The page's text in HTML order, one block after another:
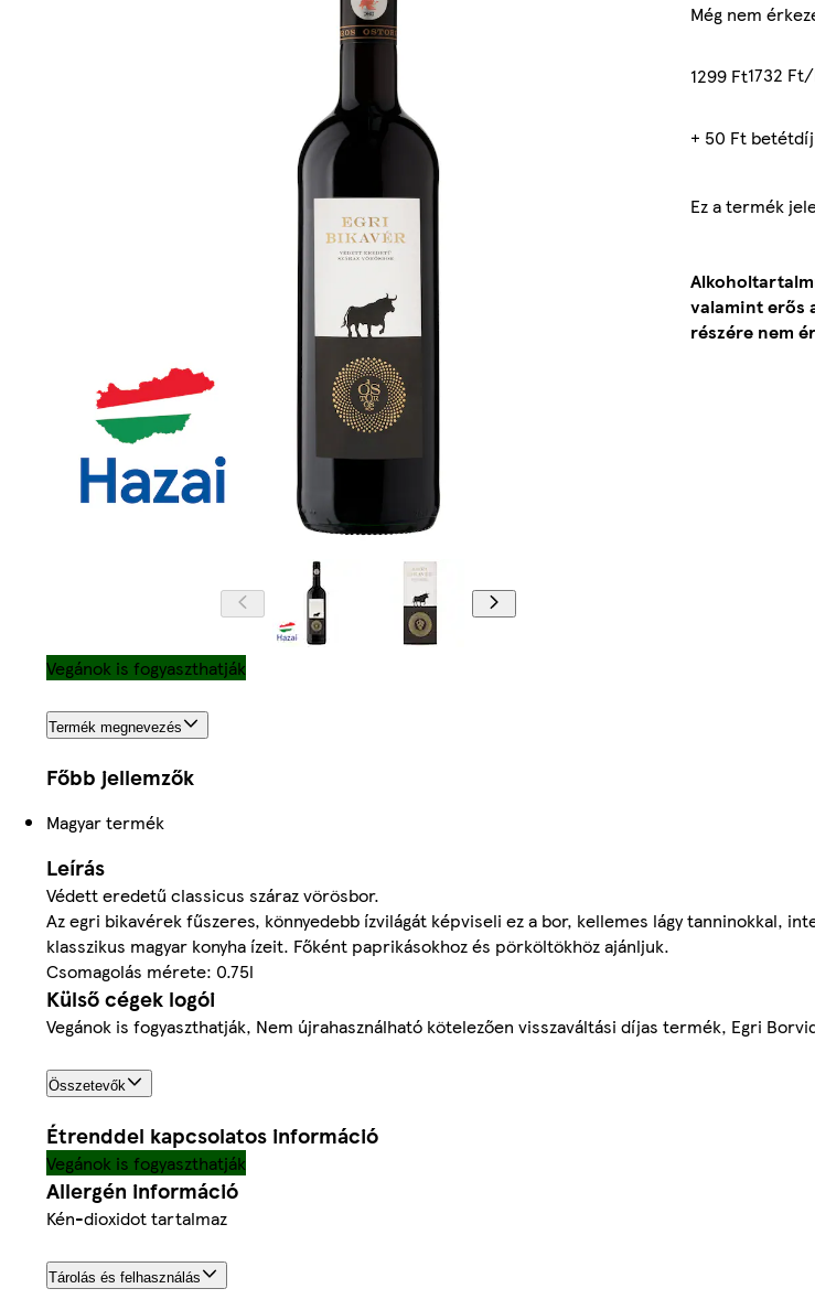
Még nem
1299 Ft1732
+ 50 Ft
Ez a termék
valamint erős
részére nem
Vegánok is fogyaszthatják
Termék megnevezés
Főbb jellemzők
Magyar termék
Leírás
Védett eredetű classicus száraz vörösbor.
Az egri bikavérek fűszeres, könnyedebb ízvilágát képviseli ez a bor, kellemes lágy tanninokkal,
klasszikus magyar konyha ízeit. Főként paprikásokhoz és pörköltökhöz ajánljuk.
Csomagolás mérete: 0.75l
Külső cégek logói
Vegánok is fogyaszthatják, Nem újrahasználható kötelezően visszaváltási díjas termék, Egri
Összetevők
Étrenddel kapcsolatos információ
Vegánok is fogyaszthatják
Allergén információ
Kén-dioxidot tartalmaz
Tárolás és felhasználás